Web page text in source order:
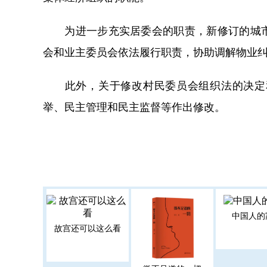
为进一步充实居委会的职责，新修订的城
会和业主委员会依法履行职责，协助调解物业
此外，关于修改村民委员会组织法的决定
举、民主管理和民主监督等作出修改。
故宫还可以这么看
中国人的